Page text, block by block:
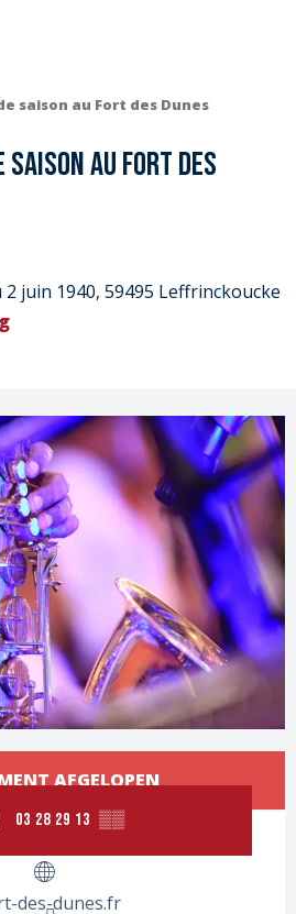
saison au Fort des Dunes
au Fort des
juin 1940, 59495 Leffrinckoucke
en
AFGELOPEN
03 28 29 13 ▒▒
des-dunes.fr